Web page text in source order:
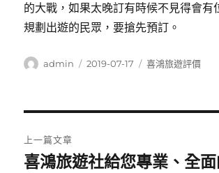
的大戰，如果太晚訂有時候不見得會有
規劃出遊的民眾，要搶先預訂。
作
admin
發
2019-07-17
分
喜鴻旅遊評價
章
上一篇文章
上
喜鴻旅遊社給您專業、全